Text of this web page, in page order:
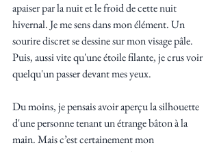
apaiser par la nuit et le froid de cette nuit
hivernal. Je me sens dans mon élément. Un
sourire discret se dessine sur mon visage pâle.
Puis, aussi vite qu'une étoile filante, je crus voir
quelqu'un passer devant mes yeux.
Du moins, je pensais avoir aperçu la silhouette
d'une personne tenant un étrange bâton à la
main. Mais c’est certainement mon